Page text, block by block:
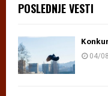
POSLEDNJE VESTI
04/